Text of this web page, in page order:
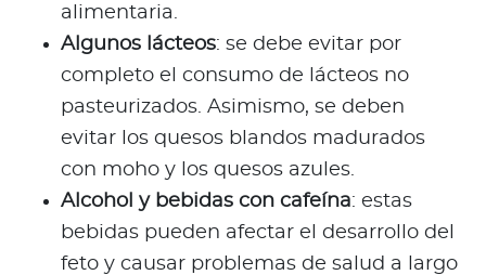
alimentaria.
Algunos lácteos: se debe evitar por
completo el consumo de lácteos no
pasteurizados. Asimismo, se deben
evitar los quesos blandos madurados
con moho y los quesos azules.
Alcohol y bebidas con cafeína: estas
bebidas pueden afectar el desarrollo del
feto y causar problemas de salud a largo